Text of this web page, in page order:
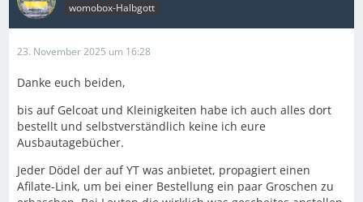
womobox-Halbgott
23. November 2025 um 16:28
Danke euch beiden,
bis auf Gelcoat und Kleinigkeiten habe ich auch alles dort
bestellt und selbstverständlich keine ich eure
Ausbautagebücher.
Jeder Dödel der auf YT was anbietet, propagiert einen
Afilate-Link, um bei einer Bestellung ein paar Groschen zu